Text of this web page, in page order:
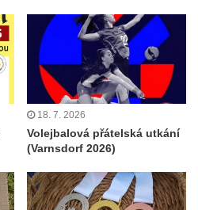
18. 7. 2026
Volejbalová přátelská utkání
(Varnsdorf 2026)